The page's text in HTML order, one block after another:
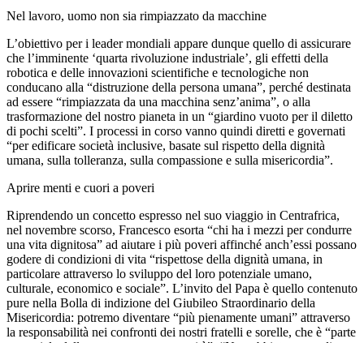
Nel lavoro, uomo non sia rimpiazzato da macchine
L’obiettivo per i leader mondiali appare dunque quello di assicurare
che l’imminente ‘quarta rivoluzione industriale’, gli effetti della
robotica e delle innovazioni scientifiche e tecnologiche non
conducano alla “distruzione della persona umana”, perché destinata
ad essere “rimpiazzata da una macchina senz’anima”, o alla
trasformazione del nostro pianeta in un “giardino vuoto per il diletto
di pochi scelti”. I processi in corso vanno quindi diretti e governati
“per edificare società inclusive, basate sul rispetto della dignità
umana, sulla tolleranza, sulla compassione e sulla misericordia”.
Aprire menti e cuori a poveri
Riprendendo un concetto espresso nel suo viaggio in Centrafrica,
nel novembre scorso, Francesco esorta “chi ha i mezzi per condurre
una vita dignitosa” ad aiutare i più poveri affinché anch’essi possano
godere di condizioni di vita “rispettose della dignità umana, in
particolare attraverso lo sviluppo del loro potenziale umano,
culturale, economico e sociale”. L’invito del Papa è quello contenuto
pure nella Bolla di indizione del Giubileo Straordinario della
Misericordia: potremo diventare “più pienamente umani” attraverso
la responsabilità nei confronti dei nostri fratelli e sorelle, che è “parte